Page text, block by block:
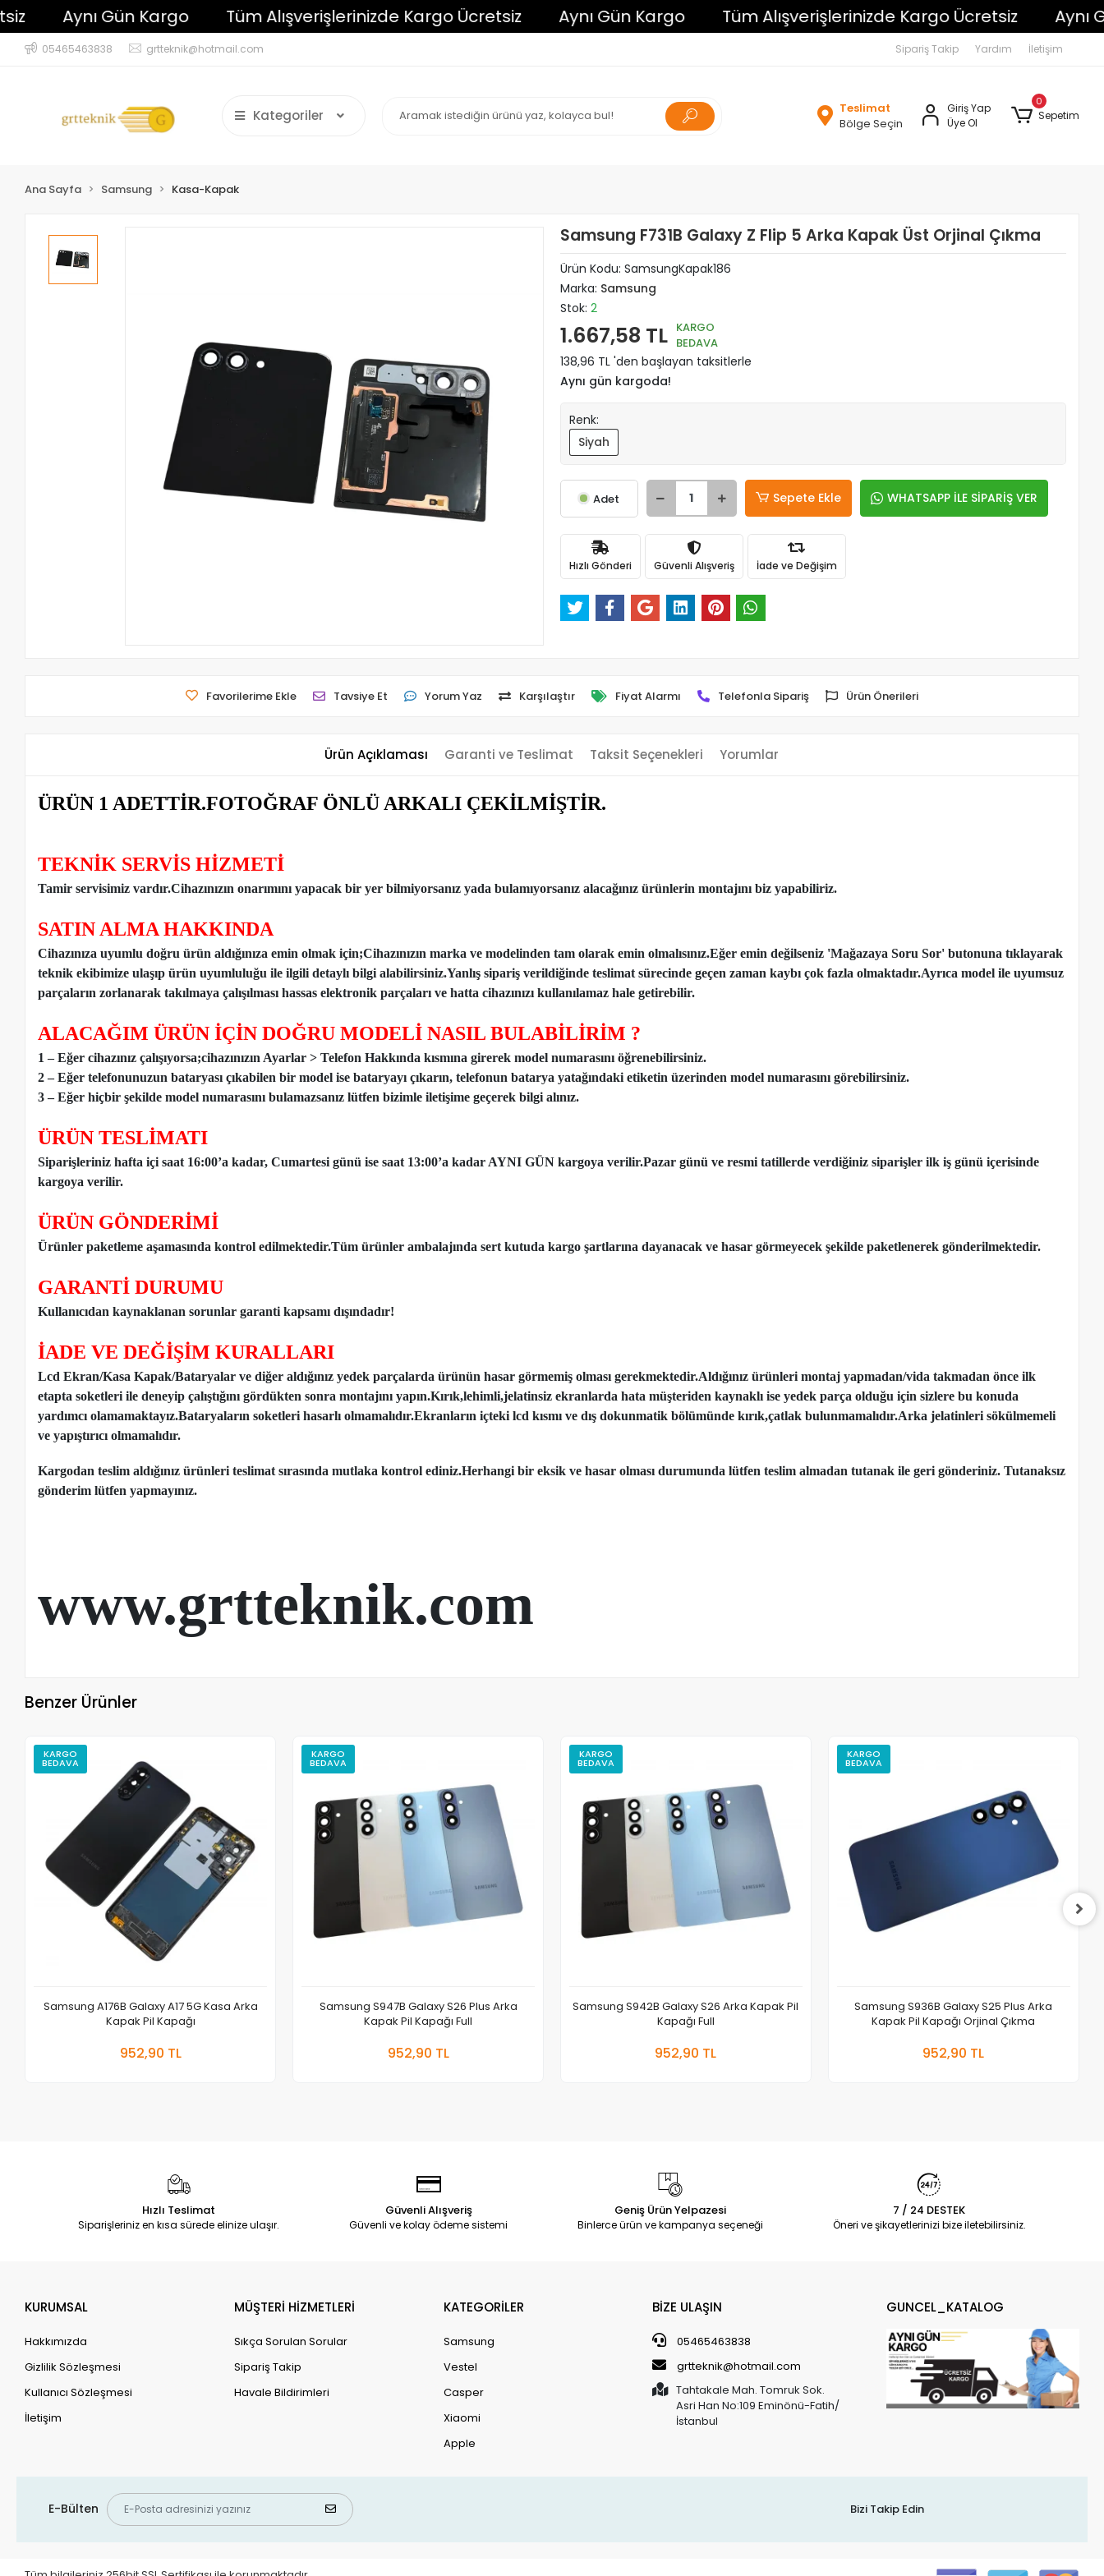
Aynı Gün Kargo Tüm Alışverişlerinizde Kargo Ücretsiz Aynı Gün Kargo Tüm Alışverişlerinizde Kargo Ücretsiz Aynı
05465463838 grtteknik@hotmail.com Sipariş Takip Yardım İletişim
Kategoriler
Teslimat
Bölge Seçin
Giriş Yap
Üye Ol
0
Sepetim
Ana Sayfa Samsung Kasa-Kapak
Samsung F731B Galaxy Z Flip 5 Arka Kapak Üst Orjinal Çıkma
Ürün Kodu: SamsungKapak186
Marka: Samsung
Stok: 2
1.667,58 TL KARGO
BEDAVA
138,96 TL 'den başlayan taksitlerle
Aynı gün kargoda!
Renk:
Siyah
Adet Sepete Ekle WHATSAPP İLE SİPARİŞ VER
Hızlı Gönderi Güvenli Alışveriş İade ve Değişim
Favorilerime Ekle Tavsiye Et Yorum Yaz Karşılaştır Fiyat Alarmı Telefonla Sipariş Ürün Önerileri
Ürün Açıklaması Garanti ve Teslimat Taksit Seçenekleri Yorumlar
ÜRÜN 1 ADETTİR.FOTOĞRAF ÖNLÜ ARKALI ÇEKİLMİŞTİR.
TEKNİK SERVİS HİZMETİ
Tamir servisimiz vardır.Cihazınızın onarımını yapacak bir yer bilmiyorsanız yada bulamıyorsanız alacağınız ürünlerin montajını biz yapabiliriz.
SATIN ALMA HAKKINDA
Cihazınıza uyumlu doğru ürün aldığınıza emin olmak için;Cihazınızın marka ve modelinden tam olarak emin olmalısınız.Eğer emin değilseniz 'Mağazaya Soru Sor' butonuna tıklayarak
teknik ekibimize ulaşıp ürün uyumluluğu ile ilgili detaylı bilgi alabilirsiniz.Yanlış sipariş verildiğinde teslimat sürecinde geçen zaman kaybı çok fazla olmaktadır.Ayrıca model ile uyumsuz
parçaların zorlanarak takılmaya çalışılması hassas elektronik parçaları ve hatta cihazınızı kullanılamaz hale getirebilir.
ALACAĞIM ÜRÜN İÇİN DOĞRU MODELİ NASIL BULABİLİRİM ?
1 – Eğer cihazınız çalışıyorsa;cihazınızın Ayarlar > Telefon Hakkında kısmına girerek model numarasını öğrenebilirsiniz.
2 – Eğer telefonunuzun bataryası çıkabilen bir model ise bataryayı çıkarın, telefonun batarya yatağındaki etiketin üzerinden model numarasını görebilirsiniz.
3 – Eğer hiçbir şekilde model numarasını bulamazsanız lütfen bizimle iletişime geçerek bilgi alınız.
ÜRÜN TESLİMATI
Siparişleriniz hafta içi saat 16:00’a kadar, Cumartesi günü ise saat 13:00’a kadar AYNI GÜN kargoya verilir.Pazar günü ve resmi tatillerde verdiğiniz siparişler ilk iş günü içerisinde
kargoya verilir.
ÜRÜN GÖNDERİMİ
Ürünler paketleme aşamasında kontrol edilmektedir.Tüm ürünler ambalajında sert kutuda kargo şartlarına dayanacak ve hasar görmeyecek şekilde paketlenerek gönderilmektedir.
GARANTİ DURUMU
Kullanıcıdan kaynaklanan sorunlar garanti kapsamı dışındadır!
İADE VE DEĞİŞİM KURALLARI
Lcd Ekran/Kasa Kapak/Bataryalar ve diğer aldığınız yedek parçalarda ürünün hasar görmemiş olması gerekmektedir.Aldığınız ürünleri montaj yapmadan/vida takmadan önce ilk
etapta soketleri ile deneyip çalıştığını gördükten sonra montajını yapın.Kırık,lehimli,jelatinsiz ekranlarda hata müşteriden kaynaklı ise yedek parça olduğu için sizlere bu konuda
yardımcı olamamaktayız.Bataryaların soketleri hasarlı olmamalıdır.Ekranların içteki lcd kısmı ve dış dokunmatik bölümünde kırık,çatlak bulunmamalıdır.Arka jelatinleri sökülmemeli
ve yapıştırıcı olmamalıdır.
Kargodan teslim aldığınız ürünleri teslimat sırasında mutlaka kontrol ediniz.Herhangi bir eksik ve hasar olması durumunda lütfen teslim almadan tutanak ile geri gönderiniz. Tutanaksız
gönderim lütfen yapmayınız.
www.grtteknik.com
Benzer Ürünler
KARGO
BEDAVA
Samsung A176B Galaxy A17 5G Kasa Arka
Kapak Pil Kapağı
952,90 TL
KARGO
BEDAVA
Samsung S947B Galaxy S26 Plus Arka
Kapak Pil Kapağı Full
952,90 TL
KARGO
BEDAVA
Samsung S942B Galaxy S26 Arka Kapak Pil
Kapağı Full
952,90 TL
KARGO
BEDAVA
Samsung S936B Galaxy S25 Plus Arka
Kapak Pil Kapağı Orjinal Çıkma
952,90 TL
Hızlı Teslimat
Siparişleriniz en kısa sürede elinize ulaşır.
Güvenli Alışveriş
Güvenli ve kolay ödeme sistemi
Geniş Ürün Yelpazesi
Binlerce ürün ve kampanya seçeneği
7 / 24 DESTEK
Öneri ve şikayetlerinizi bize iletebilirsiniz.
KURUMSAL
Hakkımızda
Gizlilik Sözleşmesi
Kullanıcı Sözleşmesi
İletişim
MÜŞTERİ HİZMETLERİ
Sıkça Sorulan Sorular
Sipariş Takip
Havale Bildirimleri
KATEGORİLER
Samsung
Vestel
Casper
Xiaomi
Apple
BİZE ULAŞIN
05465463838
grtteknik@hotmail.com
Tahtakale Mah. Tomruk Sok.
Asri Han No:109 Eminönü-Fatih/
İstanbul
GUNCEL_KATALOG
E-Bülten Bizi Takip Edin